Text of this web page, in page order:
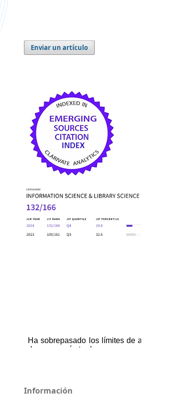
Enviar un artículo
Información